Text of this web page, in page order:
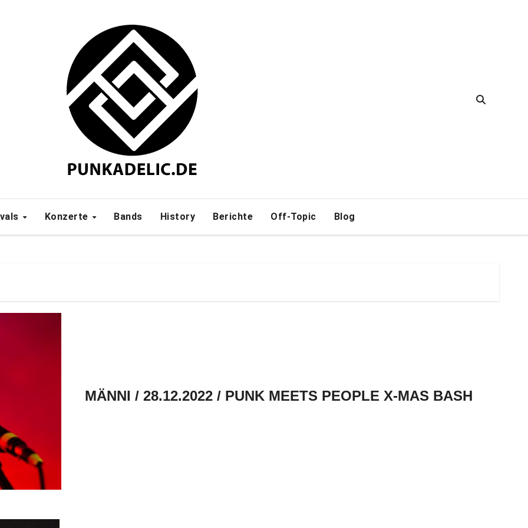
Konzerte Bands History Berichte Off-Topic Blog
MÄNNI / 28.12.2022 / PUNK MEETS PEOPLE X-MAS BASH